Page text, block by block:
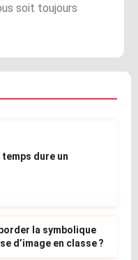
soit toujours
dure un
la symbolique
d’image en classe ?